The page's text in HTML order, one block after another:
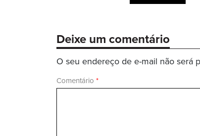
Deixe um comentário
O seu endereço de e-mail não será
Comentário *